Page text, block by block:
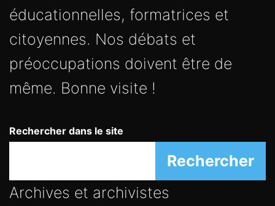
éducationnelles, formatrices et
citoyennes. Nos débats et
préoccupations doivent être de
même. Bonne visite !
Rechercher dans le site
Rechercher
Archives et archivistes